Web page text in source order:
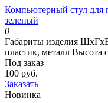
Компьютерный стул для
зеленый
0
Габариты изделия
пластик, металл Высота
Под заказ
100 руб.
Заказать
Новинка